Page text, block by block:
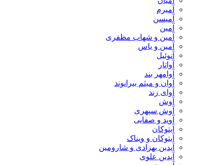
آمیرم
آمیسن
آمین
آمین و شهاب مظفری
آمین و یاس
آنوئیل
آواتار
آوامهر بند
آوان و میثم بیرانوند
آوای زند
آوش
آوش سپهری
آوید و صفایی
آیتوکان
آیتوکان و ویناک
آیدین بهزادی و شارومین
آیدین علوی